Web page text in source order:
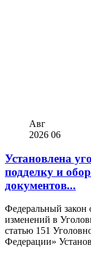
Авг
2026 06
Установлена
подделку и
документов...
Федеральный
изменений в
статью 151
Федерации»